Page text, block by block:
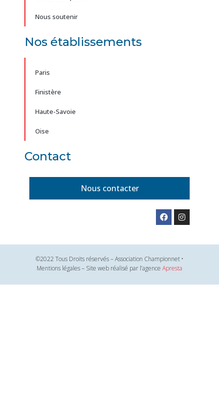
Nous soutenir
Nos établissements
Paris
Finistère
Haute-Savoie
Oise
Contact
Nous contacter
©2022 Tous Droits réservés – Association Championnet •
Mentions légales – Site web réalisé par l’agence Apresta